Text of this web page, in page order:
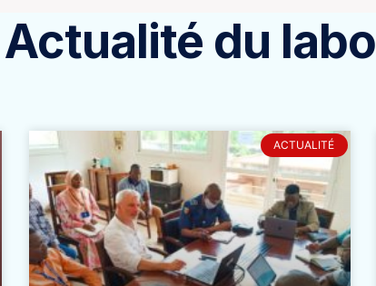
Actualité du labo
ACTUALITÉ